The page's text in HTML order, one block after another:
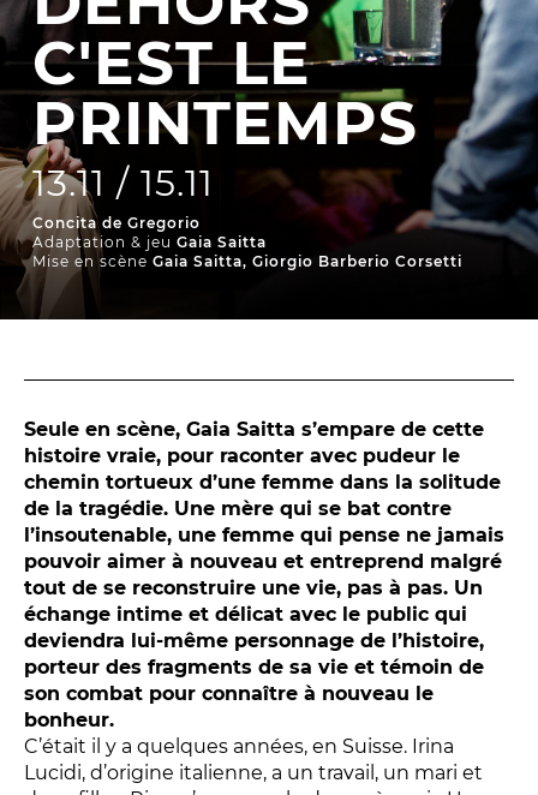
La Troupe et les élèves de l'ERACM
L’Équipe
Les Partenaires
LA SAISON
TOUTE LA SAISON
Les Spectacles
LES RENDEZ-VOUS
Conversation intime
Les Procès du samedi
Les Jeudis littéraires
Le Comité de lecture
LES TEMPS FORTS
Les Contes d’apéro
C'EST LE
PRINTEMPS
13.11 / 15.11
Concita de Gregorio
Adaptation & jeu Gaia Saitta
Mise en scène Gaia Saitta, Giorgio Barberio Corsetti
Seule en scène, Gaia Saitta s’empare de cette
histoire vraie, pour raconter avec pudeur le
chemin tortueux d’une femme dans la solitude
de la tragédie. Une mère qui se bat contre
l’insoutenable, une femme qui pense ne jamais
pouvoir aimer à nouveau et entreprend malgré
tout de se reconstruire une vie, pas à pas. Un
échange intime et délicat avec le public qui
deviendra lui-même personnage de l’histoire,
porteur des fragments de sa vie et témoin de
son combat pour connaître à nouveau le
bonheur.
C’était il y a quelques années, en Suisse. Irina
Lucidi, d’origine italienne, a un travail, un mari et